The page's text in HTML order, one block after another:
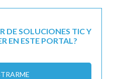
DE SOLUCIONES TIC Y
EN ESTE PORTAL?